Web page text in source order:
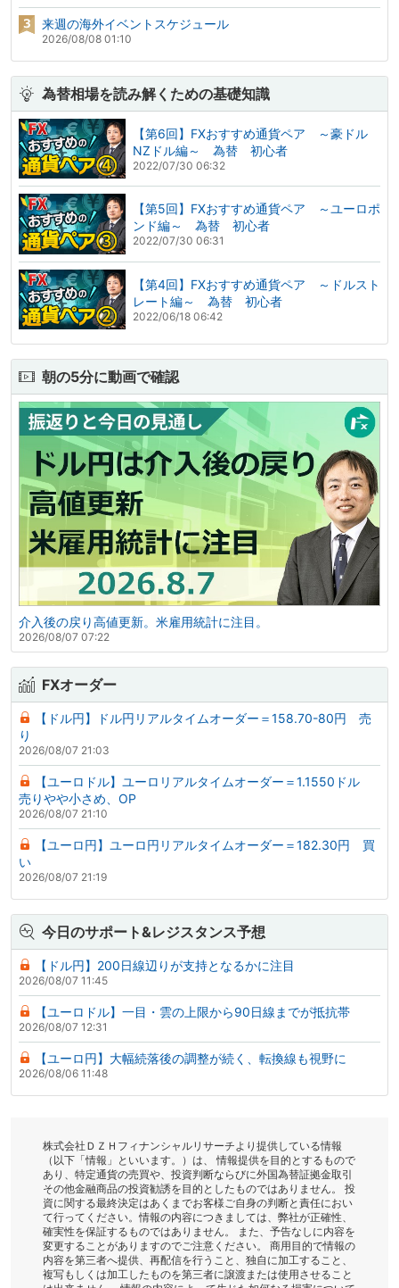
来週の海外イベントスケジュール
2026/08/08 01:10
為替相場を読み解くための基礎知識
【第6回】FXおすすめ通貨ペア ～豪ドル
NZドル編～ 為替 初心者
2022/07/30 06:32
【第5回】FXおすすめ通貨ペア ～ユーロポ
ンド編～ 為替 初心者
2022/07/30 06:31
【第4回】FXおすすめ通貨ペア ～ドルスト
レート編～ 為替 初心者
2022/06/18 06:42
朝の5分に動画で確認
介入後の戻り高値更新。米雇用統計に注目。
2026/08/07 07:22
FXオーダー
【ドル円】ドル円リアルタイムオーダー＝158.70-80円 売
り
2026/08/07 21:03
【ユーロドル】ユーロリアルタイムオーダー＝1.1550ドル
売りやや小さめ、OP
2026/08/07 21:10
【ユーロ円】ユーロ円リアルタイムオーダー＝182.30円 買
い
2026/08/07 21:19
今日のサポート&レジスタンス予想
【ドル円】200日線辺りが支持となるかに注目
2026/08/07 11:45
【ユーロドル】一目・雲の上限から90日線までが抵抗帯
2026/08/07 12:31
【ユーロ円】大幅続落後の調整が続く、転換線も視野に
2026/08/06 11:48
株式会社ＤＺＨフィナンシャルリサーチより提供している情報
（以下「情報」といいます。）は、 情報提供を目的とするもので
あり、特定通貨の売買や、投資判断ならびに外国為替証拠金取引
その他金融商品の投資勧誘を目的としたものではありません。 投
資に関する最終決定はあくまでお客様ご自身の判断と責任におい
て行ってください。情報の内容につきましては、弊社が正確性、
確実性を保証するものではありません。 また、予告なしに内容を
変更することがありますのでご注意ください。 商用目的で情報の
内容を第三者へ提供、再配信を行うこと、独自に加工すること、
複写もしくは加工したものを第三者に譲渡または使用させること